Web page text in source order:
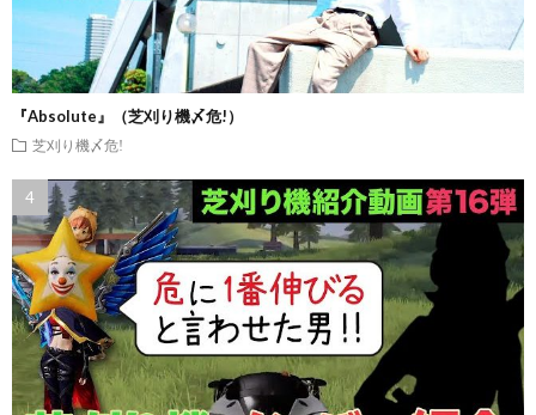
『Absolute』（芝刈り機〆危!）
芝刈り機〆危!